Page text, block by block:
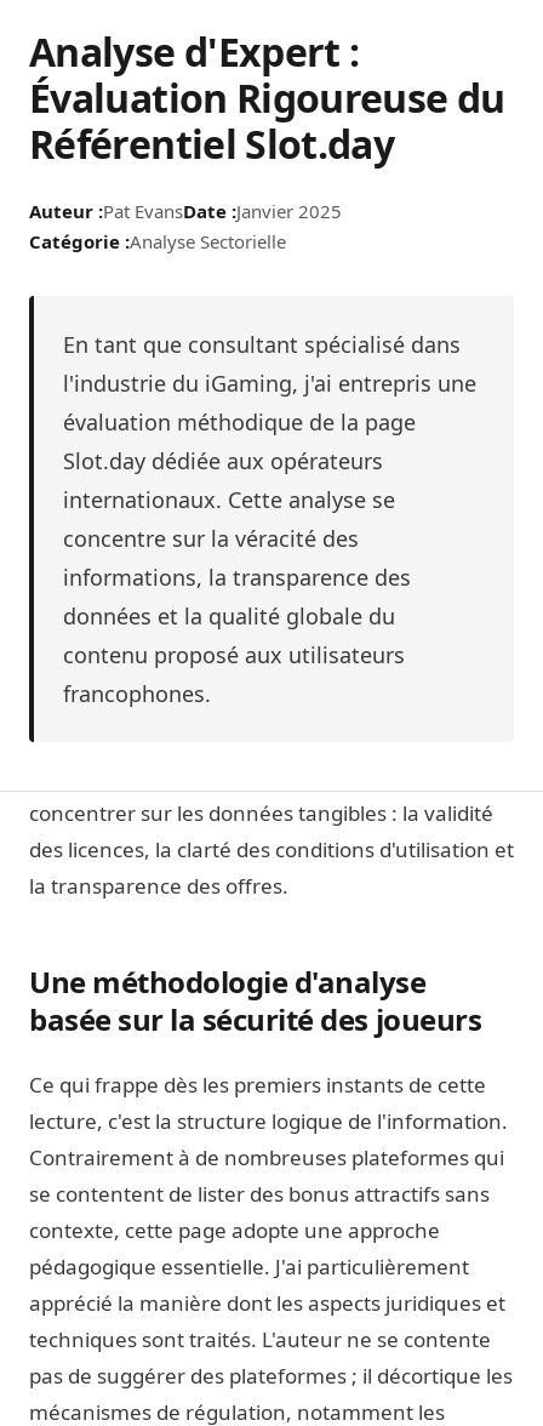
Pat Evans
Accueil Analyse d'Expert
Analyse d'Expert :
Évaluation Rigoureuse du
Référentiel Slot.day
Auteur :Pat EvansDate :Janvier 2025
Catégorie :Analyse Sectorielle
En tant que consultant spécialisé dans
l'industrie du iGaming, j'ai entrepris une
évaluation méthodique de la page
Slot.day dédiée aux opérateurs
internationaux. Cette analyse se
concentre sur la véracité des
informations, la transparence des
données et la qualité globale du
contenu proposé aux utilisateurs
francophones.
Audit de fiabilité et analyse
Dans l'exercice de mes fonctions de consultant
spécialisé dans l'industrie du iGaming, je suis
fréquemment amené à vérifier la véracité et la
structure des informations diffusées par les
portails de comparaison. La prolifération des sites
d'affiliation rend souvent difficile la distinction
véritable expertise sectorielle. C'est dans cette
optique de vérification rigoureuse que j'ai
entrepris l'évaluation complète de la page
proposée par Slot.day, dédiée aux opérateurs
internationaux. Mon approche s'est voulue
concentrer sur les données tangibles : la validité
des licences, la clarté des conditions d'utilisation et
la transparence des offres.
Une méthodologie d'analyse
basée sur la sécurité des joueurs
Ce qui frappe dès les premiers instants de cette
lecture, c'est la structure logique de l'information.
Contrairement à de nombreuses plateformes qui
se contentent de lister des bonus attractifs sans
contexte, cette page adopte une approche
pédagogique essentielle. J'ai particulièrement
apprécié la manière dont les aspects juridiques et
techniques sont traités. L'auteur ne se contente
pas de suggérer des plateformes ; il décortique les
mécanismes de régulation, notamment les